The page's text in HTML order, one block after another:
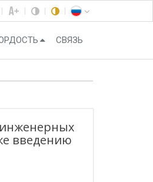
СВЯЗЬ
введению